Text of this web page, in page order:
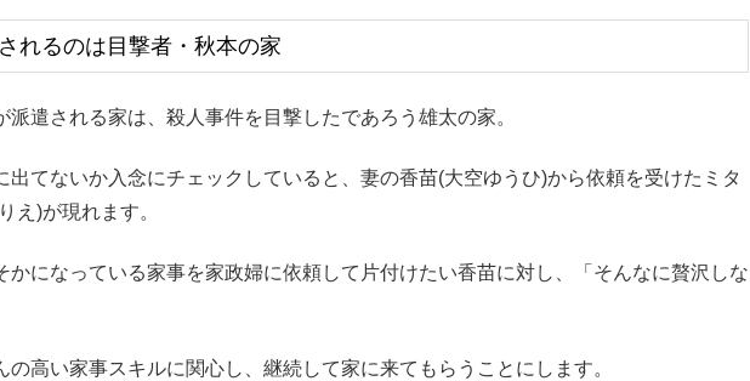
れるのは目撃者・秋本の家
遣される家は、殺人事件を目撃したであろう雄太の家。
出てないか入念にチェックしていると、妻の香苗(大空ゆうひ)から依頼を受けたミタ
え)が現れます。
かになっている家事を家政婦に依頼して片付けたい香苗に対し、「そんなに贅沢しな
の高い家事スキルに関心し、継続して家に来てもらうことにします。